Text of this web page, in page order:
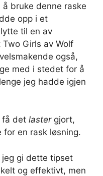
bruke denne raske
opp i et
til en av
Girls av Wolf
også,
med i stedet for å
jeg hadde igjen
få det lastergjort,
en rask løsning.
gi dette tipset
og effektivt, men